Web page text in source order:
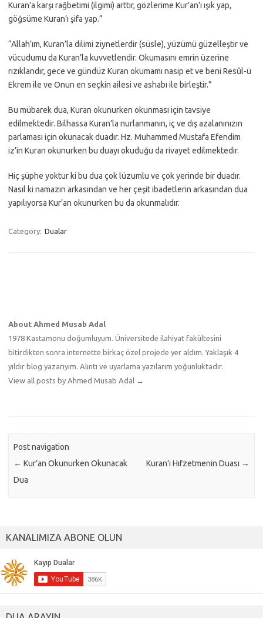
Kuran’a karşı rağbetimi (ilgimi) arttır, gözlerime Kur’an’ı ışık yap,
göğsüme Kuran’ı şifa yap.”
“Allah’ım, Kuran’la dilimi ziynetlerdir (süsle), yüzümü güzelleştir ve
vücudumu da Kuran’la kuvvetlendir. Okumasını emrin üzerine
rızıklandır, gece ve gündüz Kuran okumamı nasip et ve beni Resûl-ü
Ekrem ile ve Onun en seçkin ailesi ve ashabı ile birleştir.”
Bu mübarek dua, Kuran okunurken okunması için tavsiye
edilmektedir. Bilhassa Kuran’la nurlanmanın, iç ve dış azalanınızın
parlaması için okunacak duadır. Hz. Muhammed Mustafa Efendim
iz’in Kuran okunurken bu duayı okuduğu da rivayet edilmektedir.
Hiç şüphe yoktur ki bu dua çok lüzumlu ve çok yerinde bir duadır.
Nasıl ki namazın arkasından ve her çeşit ibadetlerin arkasından dua
yapılıyorsa Kur’an okunurken bu da okunmalıdır.
Category: Dualar
About Ahmed Musab Adal
1978 Kastamonu doğumluyum. Üniversitede ilahiyat fakültesini
bitirdikten sonra internette birkaç özel projede yer aldım. Yaklaşık 4
yıldır blog yazarıyım. Alıntı ve uyarlama yazılarım yoğunluktadır.
View all posts by Ahmed Musab Adal →
Post navigation
← Kur’an Okunurken Okunacak
Dua
Kuran’ı Hıfzetmenin Duası →
KANALIMIZA ABONE OLUN